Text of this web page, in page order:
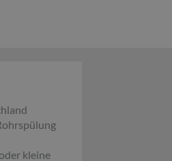
kleine